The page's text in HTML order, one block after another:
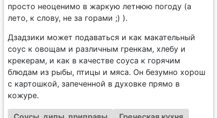
просто неоценимо в жаркую летнюю погоду (а
лето, к слову, не за горами ;) ).
Дзадзики может подаваться и как макательный
соус к овощам и различным гренкам, хлебу и
крекерам, и как в качестве соуса к горячим
блюдам из рыбы, птицы и мяса. Он безумно хорош
с картошкой, запеченной в духовке прямо в
кожуре.